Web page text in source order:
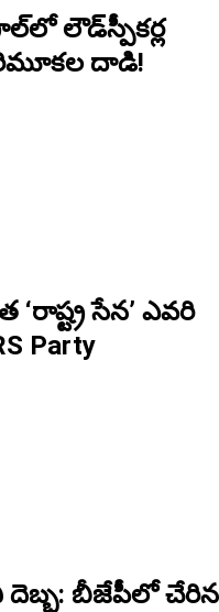
లౌడ్‌స్పీకర్ల
దాడి!
సేన’ ఎవరి
Party
దెబ్బ: బీజేపీలో చేరిన